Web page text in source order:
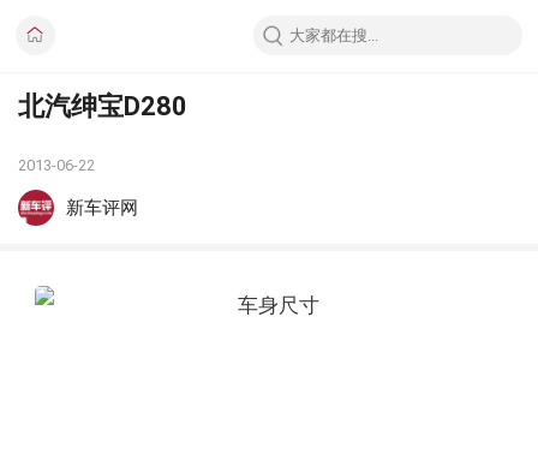
北汽绅宝D280
2013-06-22
新车评网